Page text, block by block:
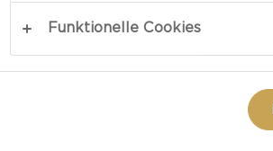
Funktionelle Cookies